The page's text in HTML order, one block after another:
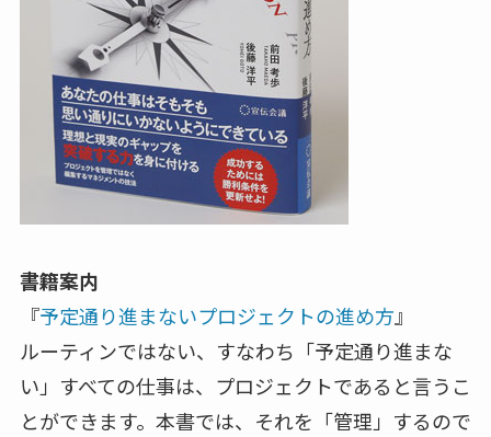
書籍案内
『予定通り進まないプロジェクトの進め方』
ルーティンではない、すなわち「予定通り進まな
い」すべての仕事は、プロジェクトであると言うこ
とができます。本書では、それを「管理」するので